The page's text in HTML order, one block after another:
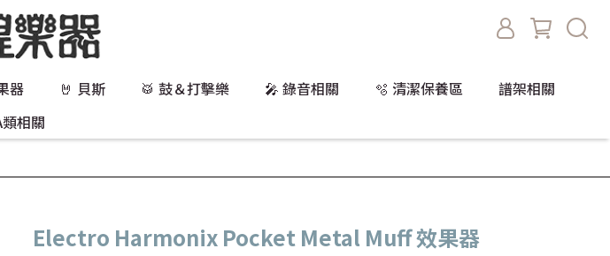
器 🤘 貝斯 🥁 鼓＆打擊樂 🎤 錄音相關 🫧 清潔保養區
譜架相關
類相關
Electro Harmonix Pocket Metal Muff 效果器